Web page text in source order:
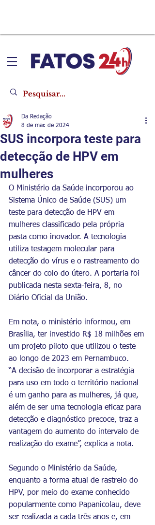
SUS incorpora teste para
detecção de HPV em
mulheres
Da Redação
8 de mar. de 2024
O Ministério da Saúde incorporou ao
Sistema Único de Saúde (SUS) um
teste para detecção de HPV em
mulheres classificado pela própria
pasta como inovador. A tecnologia
utiliza testagem molecular para
detecção do vírus e o rastreamento do
câncer do colo do útero. A portaria foi
publicada nesta sexta-feira, 8, no
Diário Oficial da União.
Em nota, o ministério informou, em
Brasília, ter investido R$ 18 milhões em
um projeto piloto que utilizou o teste
ao longo de 2023 em Pernambuco.
“A decisão de incorporar a estratégia
para uso em todo o território nacional
é um ganho para as mulheres, já que,
além de ser uma tecnologia eficaz para
detecção e diagnóstico precoce, traz a
vantagem do aumento do intervalo de
realização do exame”, explica a nota.
Segundo o Ministério da Saúde,
enquanto a forma atual de rastreio do
HPV, por meio do exame conhecido
popularmente como Papanicolau, deve
ser realizada a cada três anos e, em